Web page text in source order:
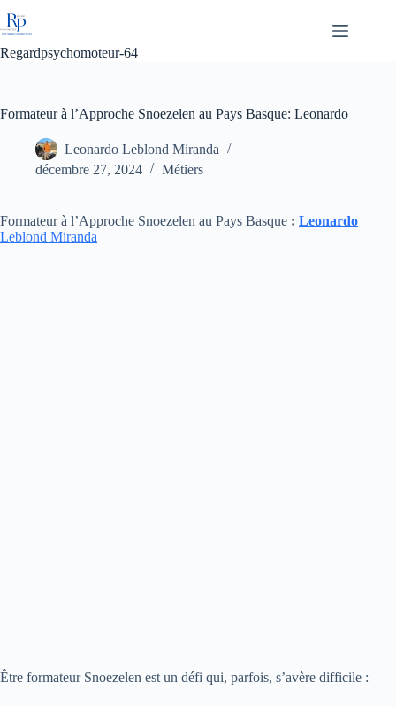
au
contenu
Regardpsychomoteur-64
Formateur à l’Approche Snoezelen au Pays Basque: Leonardo
Leonardo Leblond Miranda
décembre 27, 2024
Métiers
Formateur à l’Approche Snoezelen au Pays Basque : Leonardo
Leblond Miranda
Être formateur Snoezelen est un défi qui, parfois, s’avère difficile :